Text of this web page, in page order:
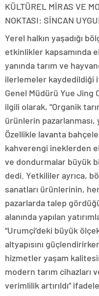
KÜLTÜREL MİRAS VE
NOKTASI: SİNCAN
Yerel halkın yaşadığı
etkinlikler kapsamında
yanında tarım ve
ilerlemeler kaydedildiği
Genel Müdürü Yue
ilgili olarak, “Organik
ürünlerin pazarlanması,
Özellikle lavanta
kahverengi ineklerden
ve dondurmalar büyük
dedi. Yetkililer ayrıca,
sanatları ürünlerinin,
pazarlarda talep
alanında yapılan
“Urumçi’deki büyük
altyapısını
hizmetler yaşam
modern tarım cihazları
verimlilik artırıldı”